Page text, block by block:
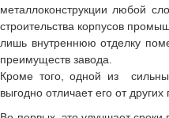
металлоконструкции любой
строительства корпусов
лишь внутреннюю отделку
преимуществ завода.
Кроме того, одной из
выгодно отличает его от других